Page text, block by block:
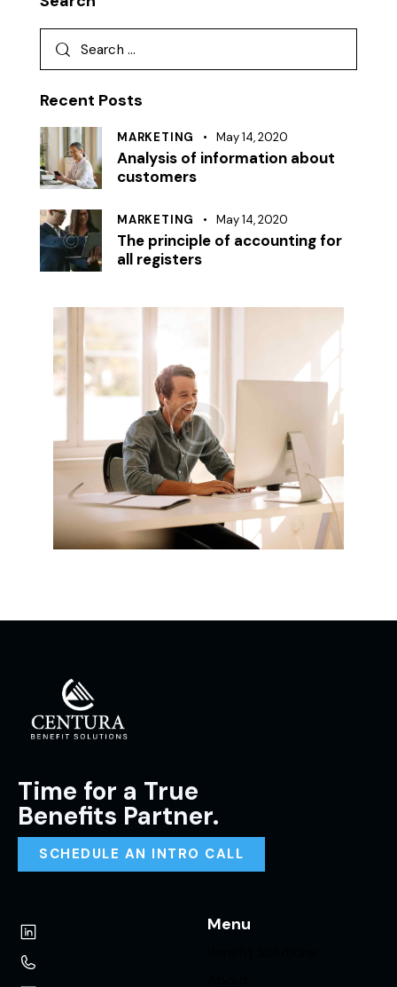
Recent Posts
MARKETING May 14, 2020
Analysis of information about
customers
MARKETING May 14, 2020
The principle of accounting for
all registers
Time for a True
Benefits Partner.
SCHEDULE AN INTRO CALL
Menu